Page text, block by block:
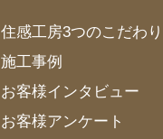
住感工房3つのこだわり
施工事例
お客様インタビュー
お客様アンケート